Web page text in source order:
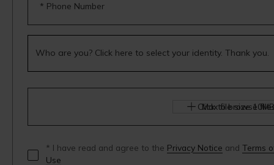
* Phone Number
Click to browse
Max file size
* I have read and agree to the Privacy Notice and Terms
Use